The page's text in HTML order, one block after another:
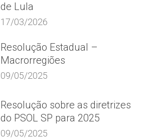
de Lula
17/03/2026
Resolução Estadual –
Macrorregiões
09/05/2025
Resolução sobre as diretrizes
do PSOL SP para 2025
09/05/2025